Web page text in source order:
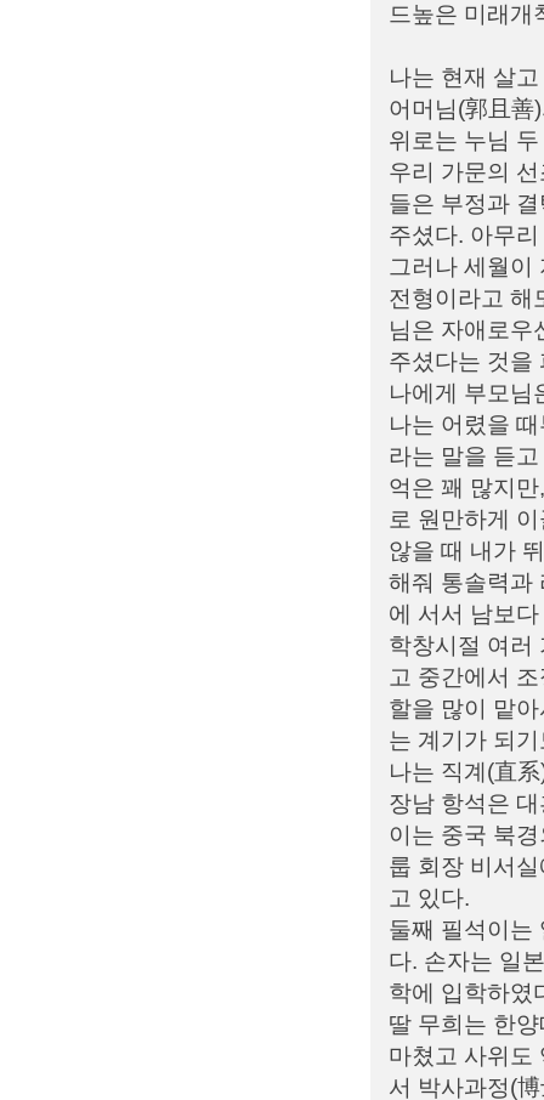
드높은 미래개
나는 현재 살
어머님(郭且善
위로는 누님
우리 가문의
들은 부정과
주셨다. 아무
그러나 세월이
전형이라고 해
님은 자애로우
주셨다는 것
나에게 부모님
나는 어렸을
라는 말을 듣
억은 꽤 많지
로 원만하게
않을 때 내가
해줘 통솔력과
에 서서 남보
학창시절 여러
고 중간에서
할을 많이 맡
는 계기가 되
나는 직계(直
장남 항석은
이는 중국 북
룹 회장 비서
고 있다.
둘째 필석이는
다. 손자는 일
학에 입학하였
딸 무희는 한
마쳤고 사위도
서 박사과정(